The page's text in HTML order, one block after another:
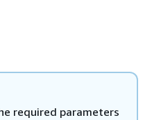
required parameters